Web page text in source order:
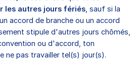
les autres jours fériés , sauf si la
accord de branche ou un accord
stipule d'autres jours chômés,
ou d'accord, ton
ne pas travailler tel(s) jour(s).